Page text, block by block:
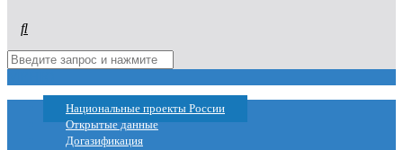
Национальные проекты России
Открытые данные
Догазификация